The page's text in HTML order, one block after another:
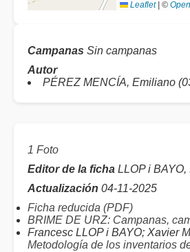
Leaflet ©
Campanas Sin campanas
Autor
PÉREZ MENCÍA, Emiliano
1 Foto
Editor de la ficha LLOP i BAYO,
Actualización 04-11-2025
Ficha reducida (PDF)
BRIME DE URZ: Campanas,
Francesc LLOP i BAYO; Xavier
Metodología de los inventarios